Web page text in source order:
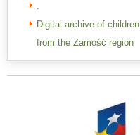
.
Digital archive of children
from the Zamość region